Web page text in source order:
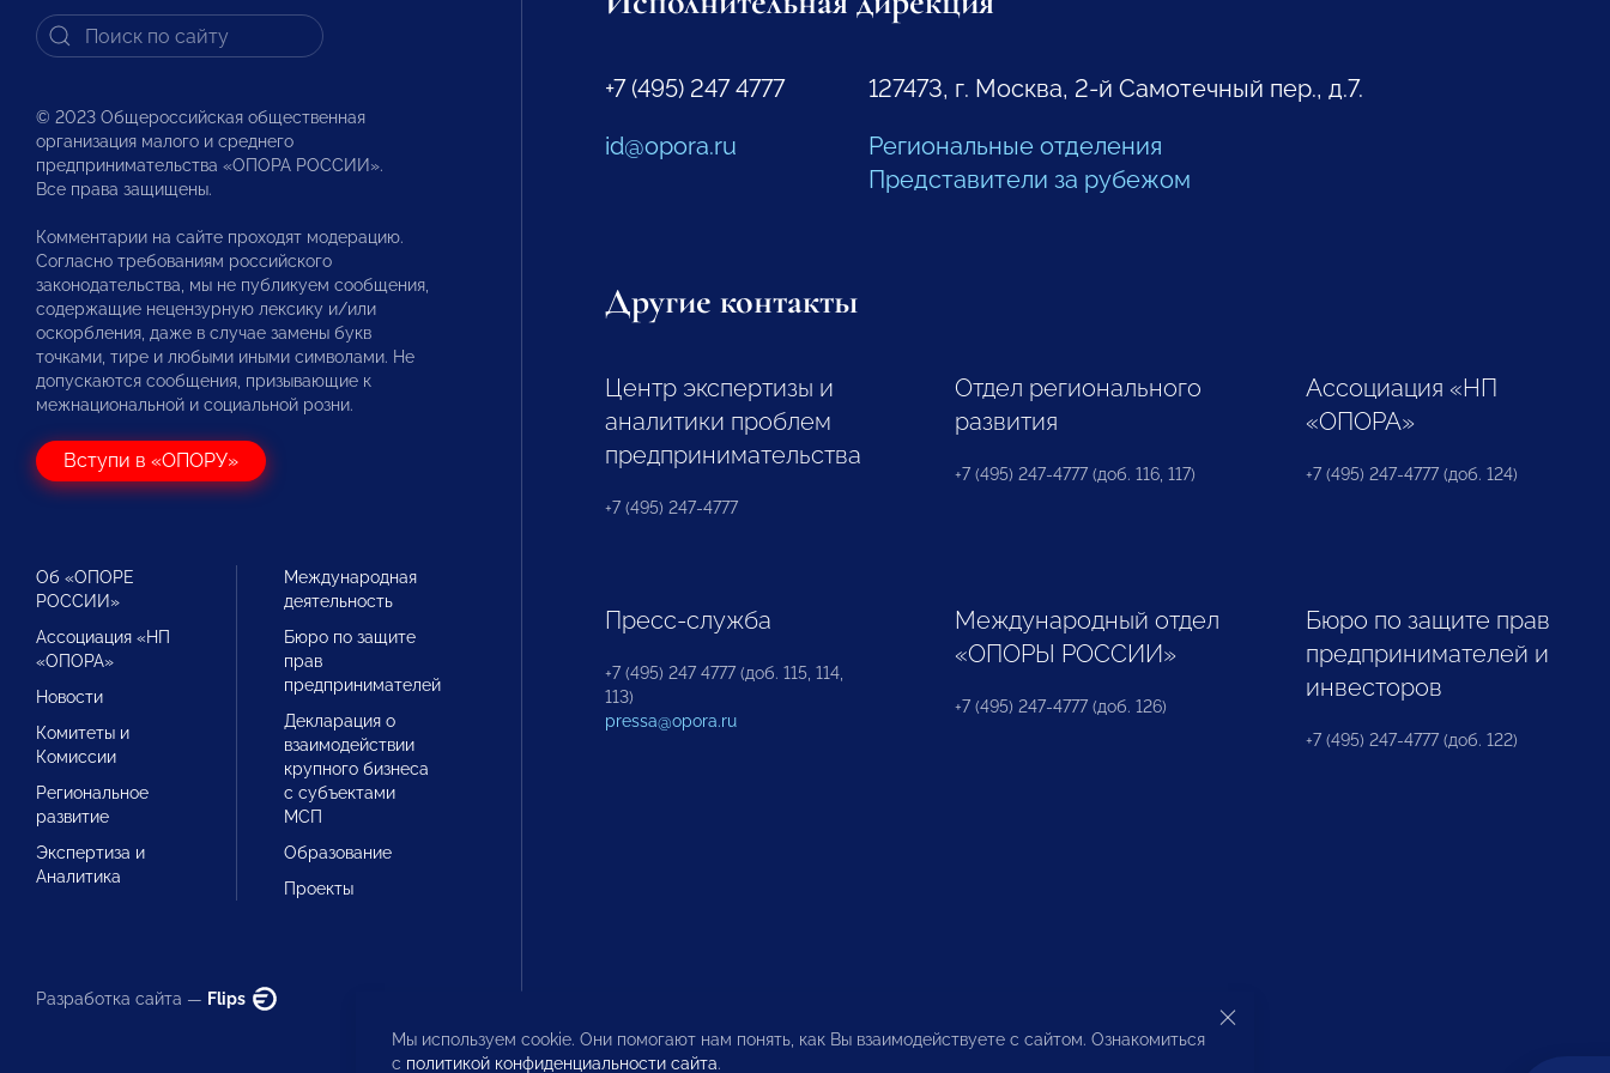
© 2023 Общероссийская общественная
организация малого и среднего
предпринимательства «ОПОРА РОССИИ».
Все права защищены.
Комментарии на сайте проходят модерацию.
Согласно требованиям российского
законодательства, мы не публикуем сообщения,
содержащие нецензурную лексику и/или
оскорбления, даже в случае замены букв
точками, тире и любыми иными символами. Не
допускаются сообщения, призывающие к
межнациональной и социальной розни.
Вступи в «ОПОРУ»
Об «ОПОРЕ
РОССИИ»
Ассоциация «НП
«ОПОРА»
Новости
Комитеты и
Комиссии
Региональное
развитие
Экспертиза и
Аналитика
Международная
деятельность
Бюро по защите
прав
предпринимателей
Декларация о
взаимодействии
крупного бизнеса
с субъектами
МСП
Образование
Проекты
Разработка сайта — Flips
+7 (495) 247 4777
id@opora.ru
127473, г. Москва, 2-й Самотечный пер., д.7.
Региональные отделения
Представители за рубежом
Другие контакты
Центр экспертизы и
аналитики проблем
предпринимательства
+7 (495) 247-4777
Отдел регионального
развития
+7 (495) 247-4777 (доб. 116, 117)
Ассоциация «НП
«ОПОРА»
+7 (495) 247-4777 (доб. 124)
Пресс-служба
+7 (495) 247 4777 (доб. 115, 114,
113)
pressa@opora.ru
Международный отдел
«ОПОРЫ РОССИИ»
+7 (495) 247-4777 (доб. 126)
Бюро по защите прав
предпринимателей и
инвесторов
+7 (495) 247-4777 (доб. 122)
Мы используем cookie. Они помогают нам понять, как Вы взаимодействуете с сайтом. Ознакомиться
с политикой конфиденциальности сайта.